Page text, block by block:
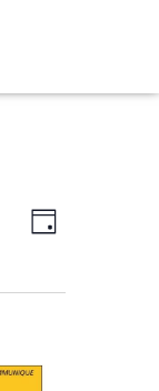
Navigation
par
de
Jour